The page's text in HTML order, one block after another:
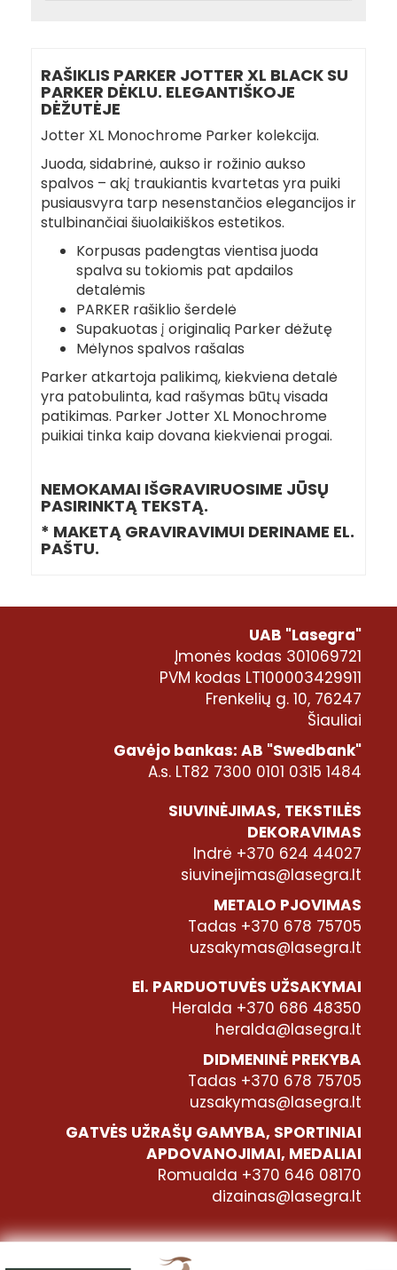
RAŠIKLIS PARKER JOTTER XL BLACK SU
PARKER DĖKLU. ELEGANTIŠKOJE
DĖŽUTĖJE
Jotter XL Monochrome Parker kolekcija.
Juoda, sidabrinė, aukso ir rožinio aukso
spalvos – akį traukiantis kvartetas yra puiki
pusiausvyra tarp nesenstančios elegancijos ir
stulbinančiai šiuolaikiškos estetikos.
Korpusas padengtas vientisa juoda
spalva su tokiomis pat apdailos
detalėmis
PARKER rašiklio šerdelė
Supakuotas į originalią Parker dėžutę
Mėlynos spalvos rašalas
Parker atkartoja palikimą, kiekviena detalė
yra patobulinta, kad rašymas būtų visada
patikimas. Parker Jotter XL Monochrome
puikiai tinka kaip dovana kiekvienai progai.
NEMOKAMAI IŠGRAVIRUOSIME JŪSŲ
PASIRINKTĄ TEKSTĄ.
* MAKETĄ GRAVIRAVIMUI DERINAME EL.
PAŠTU.
UAB "Lasegra"
Įmonės kodas 301069721
PVM kodas LT100003429911
Frenkelių g. 10, 76247
Šiauliai
Gavėjo bankas: AB "Swedbank"
A.s. LT82 7300 0101 0315 1484
SIUVINĖJIMAS, TEKSTILĖS
DEKORAVIMAS
Indrė +370 624 44027
siuvinejimas@lasegra.lt
METALO PJOVIMAS
Tadas +370 678 75705
uzsakymas@lasegra.lt
El. PARDUOTUVĖS UŽSAKYMAI
Heralda +370 686 48350
heralda@lasegra.lt
DIDMENINĖ PREKYBA
Tadas +370 678 75705
uzsakymas@lasegra.lt
GATVĖS UŽRAŠŲ GAMYBA, SPORTINIAI
APDOVANOJIMAI, MEDALIAI
Romualda +370 646 08170
dizainas@lasegra.lt